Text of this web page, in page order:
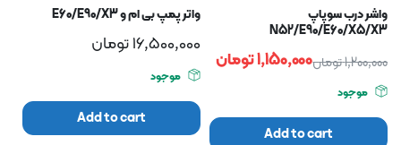
واشر درب سوپاپ
N52/E90/E60/X5/X3
1,200,000تومان1,150,000تومان
موجود
Add to cart
واتر پمپ بی ام و E60/E90/X3
16,500,000تومان
موجود
Add to cart